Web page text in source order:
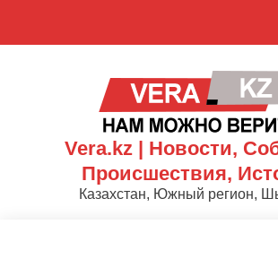
Vera.kz | Новости,
Происшествия,
Казахстан, Южный регион,